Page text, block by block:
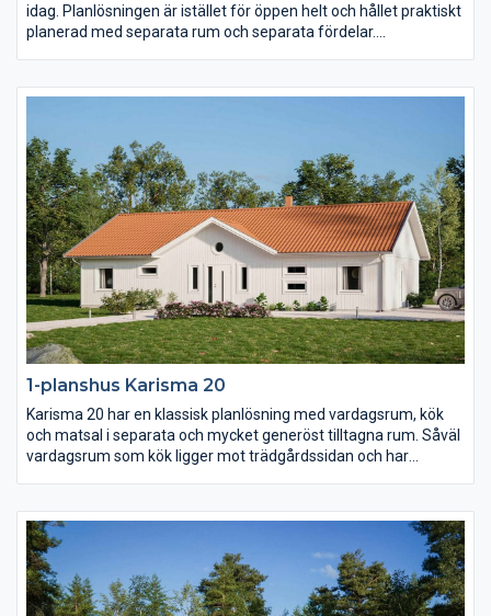
idag. Planlösningen är istället för öppen helt och hållet praktiskt
planerad med separata rum och separata fördelar.
en egen passage ligger de två barn- och ungdomssovrummen
1-planshus Karisma 20
Karisma 20 har en klassisk planlösning med vardagsrum, kök
och matsal i separata och mycket generöst tilltagna rum. Såväl
vardagsrum som kök ligger mot trädgårdssidan och har
fån carport eller garage.